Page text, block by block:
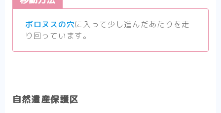
ボロヌスの穴に入って少し進んだあたりを走
り回っています。
自然遺産保護区